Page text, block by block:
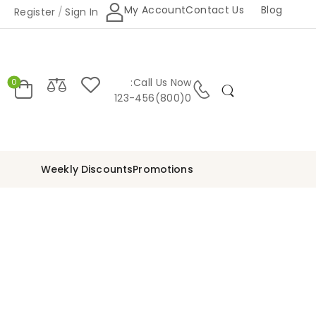
Blog
Contact Us
My Account
Sign In
/
Register
Call Us Now:
0(800)123-456
0
Promotions
Weekly Discounts